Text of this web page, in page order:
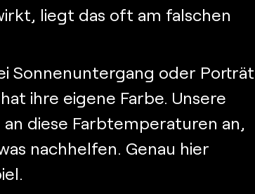
liegt das oft am falschen
Sonnenuntergang oder Porträt
ihre eigene Farbe. Unsere
diese Farbtemperaturen an,
nachhelfen. Genau hier